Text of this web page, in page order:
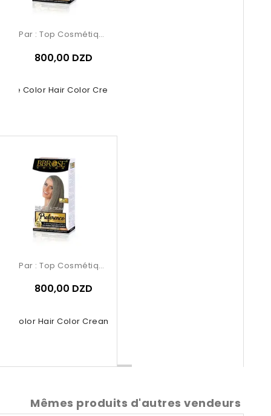
Color Hair Color Cream –...
Par : Top Cosmétiques
800,00 DZD
Color Hair Color Cream – 9.02...
Par : Top Cosmétiques
800,00 DZD
Mêmes produits d'autres vendeurs